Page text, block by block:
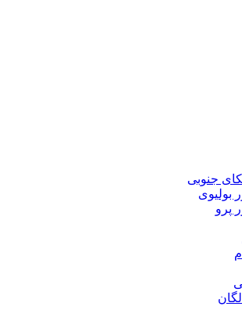
جنوبی
بولیوی
پرو